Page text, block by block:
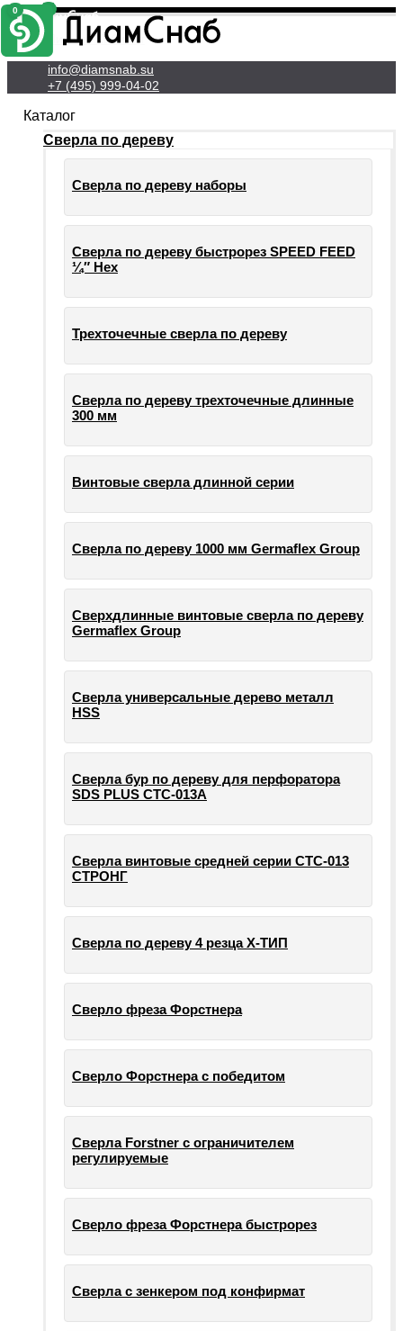
Личный Кабинет
info@diamsnab.su
+7 (495) 999-04-02
Каталог
Сверла по дереву
Сверла по дереву наборы
Сверла по дереву быстрорез SPEED FEED
¼″ Hex
Трехточечные сверла по дереву
Сверла по дереву трехточечные длинные
300 мм
Винтовые сверла длинной серии
Сверла по дереву 1000 мм Germaflex Group
Сверхдлинные винтовые сверла по дереву
Germaflex Group
Сверла универсальные дерево металл
HSS
Cверла бур по дереву для перфоратора
SDS PLUS СТС-013А
Сверла винтовые средней серии СТС-013
СТРОНГ
Сверла по дереву 4 резца Х-ТИП
Сверло фреза Форстнера
Сверло Форстнера с победитом
Сверла Forstner с ограничителем
регулируемые
Сверло фреза Форстнера быстрорез
Сверла с зенкером под конфирмат
0